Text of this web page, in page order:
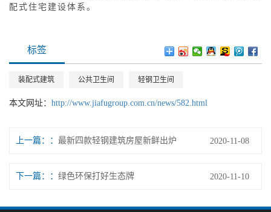
配式住宅建设体系。
标签
装配式建筑 公共卫生间 轻钢卫生间
本文网址： http://www.jiafugroup.com.cn/news/582.html
上一篇： 最新四款轻钢建筑房屋新鲜出炉 2020-11-08
下一篇： 绿色环保打好生态牌 2020-11-10